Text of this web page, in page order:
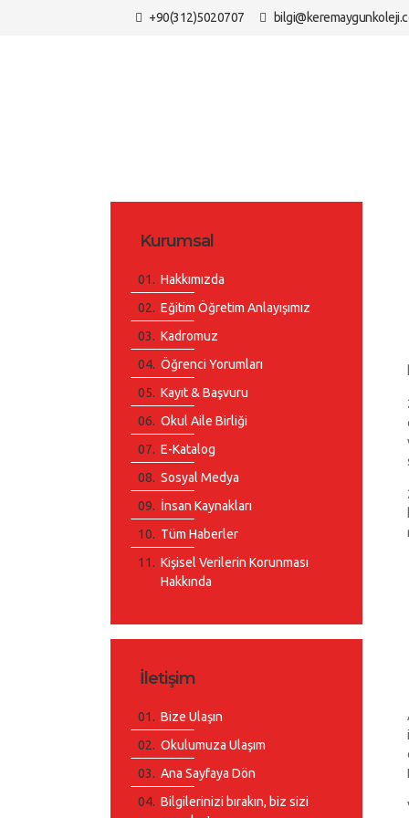
+90(312)5020707
Kurumsal
Hakkımızda
Eğitim Öğretim Anlayışımız
Kadromuz
Öğrenci Yorumları
Kayıt & Başvuru
Okul Aile Birliği
E-Katalog
Sosyal Medya
İnsan Kaynakları
Tüm Haberler
Kişisel Verilerin Korunması
Hakkında
İletişim
Bize Ulaşın
Okulumuza Ulaşım
Ana Sayfaya Dön
Bilgilerinizi bırakın, biz sizi